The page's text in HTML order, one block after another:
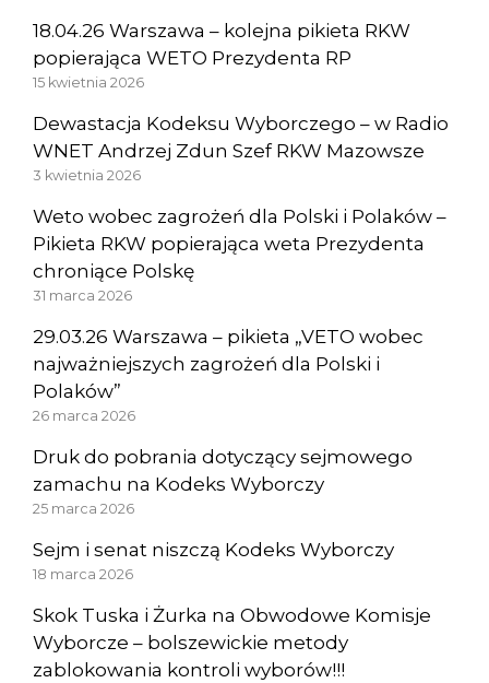
18.04.26 Warszawa – kolejna pikieta RKW
popierająca WETO Prezydenta RP
15 kwietnia 2026
Dewastacja Kodeksu Wyborczego – w Radio
WNET Andrzej Zdun Szef RKW Mazowsze
3 kwietnia 2026
Weto wobec zagrożeń dla Polski i Polaków –
Pikieta RKW popierająca weta Prezydenta
chroniące Polskę
31 marca 2026
29.03.26 Warszawa – pikieta „VETO wobec
najważniejszych zagrożeń dla Polski i
Polaków”
26 marca 2026
Druk do pobrania dotyczący sejmowego
zamachu na Kodeks Wyborczy
25 marca 2026
Sejm i senat niszczą Kodeks Wyborczy
18 marca 2026
Skok Tuska i Żurka na Obwodowe Komisje
Wyborcze – bolszewickie metody
zablokowania kontroli wyborów!!!